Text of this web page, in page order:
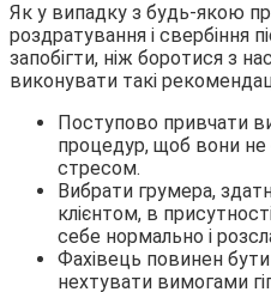
Як у випадку з будь-якою
роздратування і свербіння
запобігти, ніж боротися з
виконувати такі
Поступово привчати
процедур, щоб вони
стресом.
Вибрати грумера,
клієнтом, в
себе нормально і
Фахівець повинен бути
нехтувати вимогами